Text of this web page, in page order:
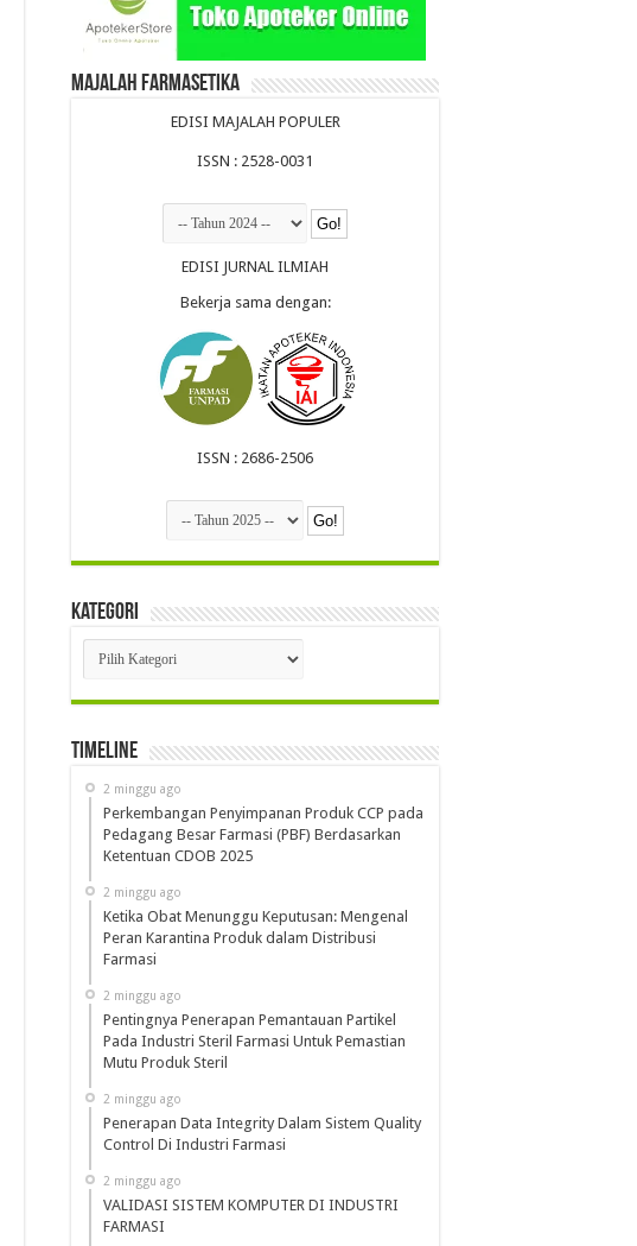
Majalah Farmasetika
EDISI MAJALAH POPULER
ISSN : 2528-0031
EDISI JURNAL ILMIAH
Bekerja sama dengan:
ISSN : 2686-2506
Kategori
Kategori
Timeline
2 minggu ago
Perkembangan Penyimpanan Produk CCP pada
Pedagang Besar Farmasi (PBF) Berdasarkan
Ketentuan CDOB 2025
2 minggu ago
Ketika Obat Menunggu Keputusan: Mengenal
Peran Karantina Produk dalam Distribusi
Farmasi
2 minggu ago
Pentingnya Penerapan Pemantauan Partikel
Pada Industri Steril Farmasi Untuk Pemastian
Mutu Produk Steril
2 minggu ago
Penerapan Data Integrity Dalam Sistem Quality
Control Di Industri Farmasi
2 minggu ago
VALIDASI SISTEM KOMPUTER DI INDUSTRI
FARMASI